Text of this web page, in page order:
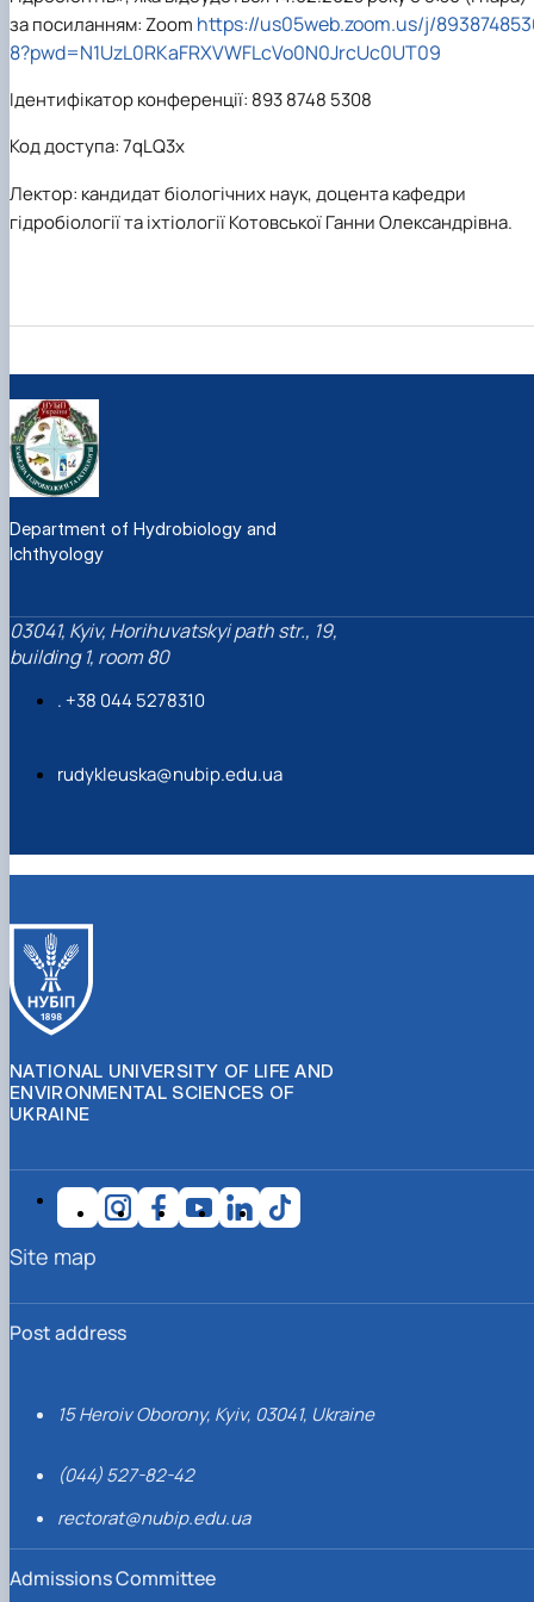
за посиланням: Zoom https://us05web.zoom.us/j/
8?pwd=N1UzL0RKaFRXVWFLcVo0N0JrcUc0UT09
Ідентифікатор конференції: 893 8748 5308
Код доступа: 7qLQ3x
Лектор: кандидат біологічних наук, доцента кафедри
гідробіології та іхтіології Котовської Ганни Олександрівна.
Department of Hydrobiology and
Ichthyology
03041, Kyiv, Horihuvatskyi path str., 19,
building 1, room 80
. +38 044 5278310
rudykleuska@nubip.edu.ua
NATIONAL UNIVERSITY OF LIFE AND
ENVIRONMENTAL SCIENCES OF
UKRAINE
Post address
15 Heroiv Oborony, Kyiv, 03041, Ukraine
(044) 527-82-42
rectorat@nubip.edu.ua
Admissions Committee
Site map